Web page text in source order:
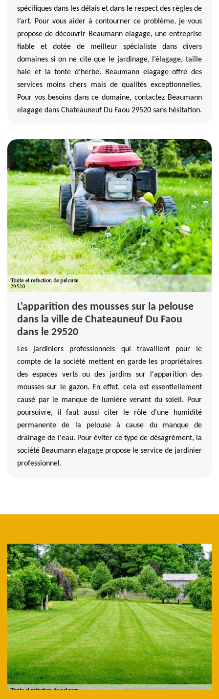
spécifiques dans les délais et dans le respect des règles de
l’art. Pour vous aider à contourner ce problème, je vous
propose de découvrir Beaumann elagage, une entreprise
fiable et dotée de meilleur spécialiste dans divers
domaines si on ne cite que le jardinage, l’élagage, taille
haie et la tonte d’herbe. Beaumann elagage offre des
services moins chers mais de qualités exceptionnelles.
Pour vos besoins dans ce domaine, contactez Beaumann
elagage dans Chateauneuf Du Faou 29520 sans hésitation.
L'apparition des mousses sur la pelouse
dans la ville de Chateauneuf Du Faou
dans le 29520
Les jardiniers professionnels qui travaillent pour le
compte de la société mettent en garde les propriétaires
des espaces verts ou des jardins sur l'apparition des
mousses sur le gazon. En effet, cela est essentiellement
causé par le manque de lumière venant du soleil. Pour
poursuivre, il faut aussi citer le rôle d'une humidité
permanente de la pelouse à cause du manque de
drainage de l'eau. Pour éviter ce type de désagrément, la
société Beaumann elagage propose le service de jardinier
professionnel.